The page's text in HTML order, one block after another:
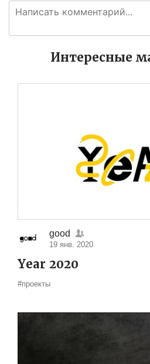
Интересные
good
19 янв. 2020
Year 2020
#проекты